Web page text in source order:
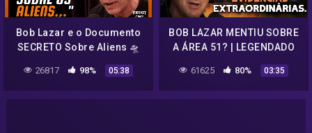
Bob Lazar e o Documento
SECRETO Sobre Aliens 🛸
s4 area 51
26817 98% 05:38
BOB LAZAR MENTIU SOBRE
A ÁREA 51? | LEGENDADO
61625 80% 03:35